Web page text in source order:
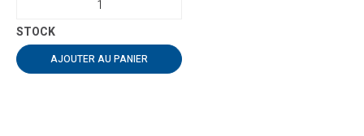
AJOUTER AU PANIER